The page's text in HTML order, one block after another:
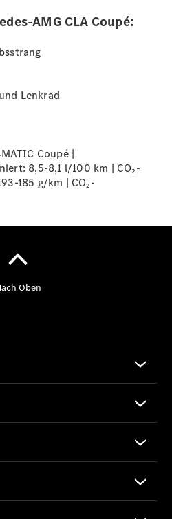
-
-
AMG CLA Coupé:
Lenkrad
Coupé |
8,5-8,1 l/100 km | CO₂-
185 g/km | CO₂-